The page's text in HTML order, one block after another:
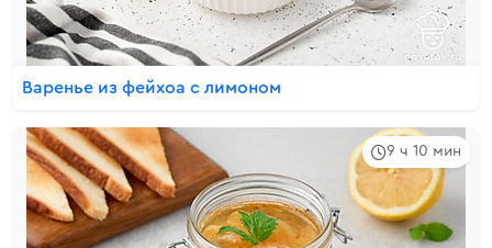
Варенье из фейхоа с лимоном
9 ч 10 мин